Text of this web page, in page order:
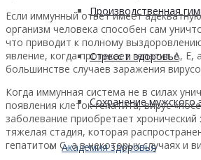
Производственная
Стресс и здоровье
Сохранение мужского
Академия здоровья
Если иммунный ответ имеет
организм человека способен сам
что приводит к полному
явление, когда протекает гепатит А, Е,
большинстве случаев заражения
Когда иммунная система не в силах
появления клеток гепатита, вирус
заболевание приобретает хронический
тяжелая стадия, которая
гепатитом С, а в некоторых случаях и